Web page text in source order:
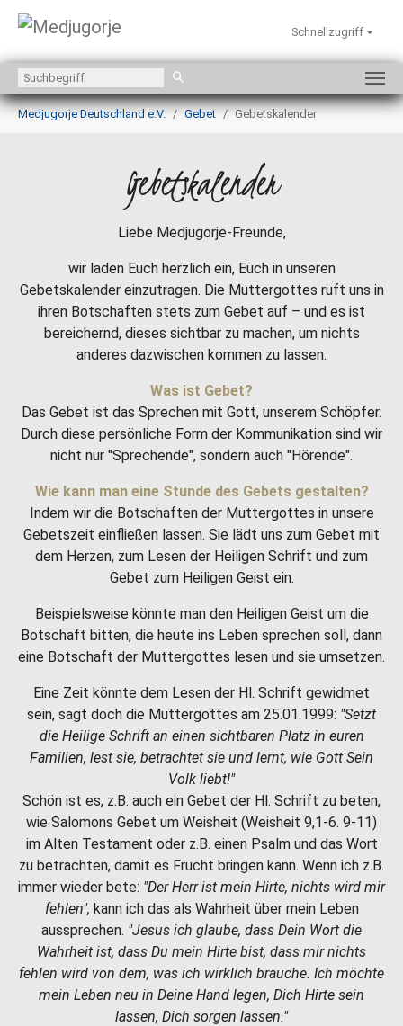
Zum Hauptinhalt springen
Schnellzugriff
Sie sind hier:
Medjugorje Deutschland e.V.
Gebet Gebetskalender
Gebetskalender
Liebe Medjugorje-Freunde,
wir laden Euch herzlich ein, Euch in unseren
Gebetskalender einzutragen. Die Muttergottes ruft uns in
ihren Botschaften stets zum Gebet auf – und es ist
bereichernd, dieses sichtbar zu machen, um nichts
anderes dazwischen kommen zu lassen.
Was ist Gebet?
Das Gebet ist das Sprechen mit Gott, unserem Schöpfer.
Durch diese persönliche Form der Kommunikation sind wir
nicht nur "Sprechende", sondern auch "Hörende".
Wie kann man eine Stunde des Gebets gestalten?
Indem wir die Botschaften der Muttergottes in unsere
Gebetszeit einfließen lassen. Sie lädt uns zum Gebet mit
dem Herzen, zum Lesen der Heiligen Schrift und zum
Gebet zum Heiligen Geist ein.
Beispielsweise könnte man den Heiligen Geist um die
Botschaft bitten, die heute ins Leben sprechen soll, dann
eine Botschaft der Muttergottes lesen und sie umsetzen.
Eine Zeit könnte dem Lesen der Hl. Schrift gewidmet
sein, sagt doch die Muttergottes am 25.01.1999: "Setzt
die Heilige Schrift an einen sichtbaren Platz in euren
Familien, lest sie, betrachtet sie und lernt, wie Gott Sein
Volk liebt!"
Schön ist es, z.B. auch ein Gebet der Hl. Schrift zu beten,
wie Salomons Gebet um Weisheit (Weisheit 9,1-6. 9-11)
im Alten Testament oder z.B. einen Psalm und das Wort
zu betrachten, damit es Frucht bringen kann. Wenn ich z.B.
immer wieder bete: "Der Herr ist mein Hirte, nichts wird mir
fehlen", kann ich das als Wahrheit über mein Leben
aussprechen. "Jesus ich glaube, dass Dein Wort die
Wahrheit ist, dass Du mein Hirte bist, dass mir nichts
fehlen wird von dem, was ich wirklich brauche. Ich möchte
mein Leben neu in Deine Hand legen, Dich Hirte sein
lassen, Dich sorgen lassen."